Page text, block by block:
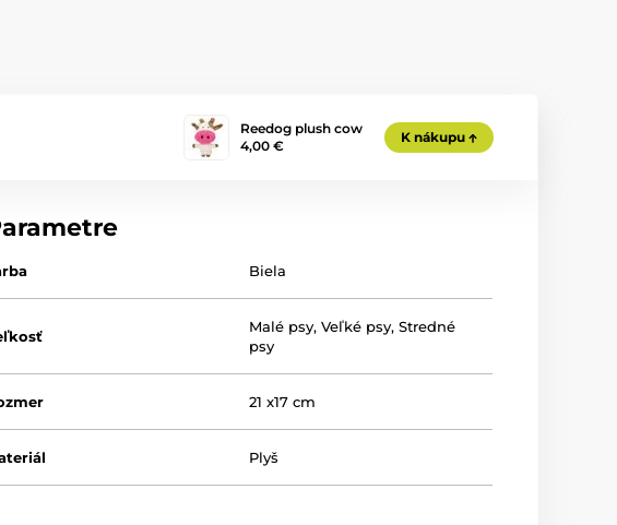
Reedog plush cow
4,00 €
K nákupu
Biela
Malé psy,Veľké psy,Stredné
psy
21 x17 cm
Plyš